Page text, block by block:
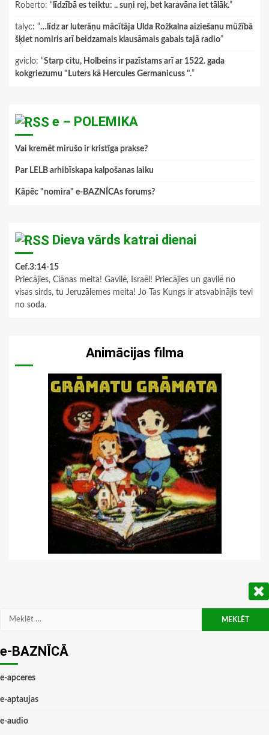
Roberto: “ līdzībā es teiktu: .. suņi rej, bet karavāna iet tālāk.”
talyc: “…līdz ar luterāņu mācītāja Ulda Rožkalna aiziešanu mūžībā
šķiet nomiris arī beidzamais klausāmais gabals tajā radio”
gviclo: “Starp citu, Holbeins ir pazīstams arī ar 1522. gada
kokgriezumu "Luters kā Hercules Germanicuss ".”
e – POLEMIKA
Vai kremēt mirušo ir kristīga prakse?
Par LELB arhibīskapa kalpošanas laiku
Kāpēc "nomira" e-BAZNĪCAs forums?
Dieva vārds katrai dienai
Cef.3:14-15
Priecājies, Ciānas meita! Gavilē, Israēl! Priecājies un gavilē no
visas sirds, tu Jeruzālemes meita! Jo Tas Kungs ir atsvabinājis tevi
no soda.
Animācijas filma
Meklēt:
e-BAZNĪCĀ
e-apceres
e-aptaujas
e-audio